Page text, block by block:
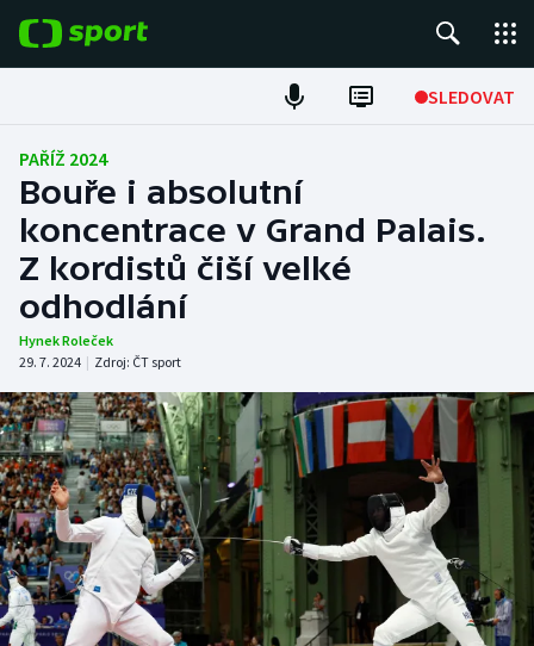
SLEDOVAT
Fotbal
Hokej
Tenis
Atletika
DALŠÍ SPORTY
Americký fotbal
Baseball a softbal
Basketbal
NEPŘEHLÉDNĚTE
Soutěže
Historické návraty
PAŘÍŽ 2024
Bouře i absolutní
koncentrace v Grand Palais.
Z kordistů čiší velké
odhodlání
Hynek Roleček
29. 7. 2024 | Zdroj: ČT sport